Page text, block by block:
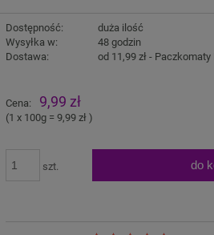
Dostępność:
duża ilość
Wysyłka w:
48 godzin
Dostawa:
od 11,99 zł - Paczkomaty
Cena nie zawiera ewentualnych
płatności
Cena: 9,99 zł
(1x 100g =9,99 zł)
szt. do